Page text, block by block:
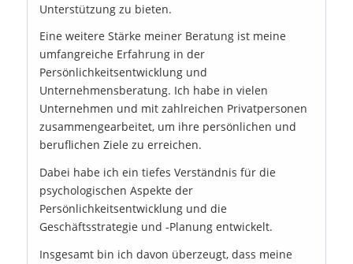
Unterstützung zu bieten.
Eine weitere Stärke meiner Beratung ist meine
umfangreiche Erfahrung in der
Persönlichkeitsentwicklung und
Unternehmensberatung. Ich habe in vielen
Unternehmen und mit zahlreichen Privatpersonen
zusammengearbeitet, um ihre persönlichen und
beruflichen Ziele zu erreichen.
Dabei habe ich ein tiefes Verständnis für die
psychologischen Aspekte der
Persönlichkeitsentwicklung und die
Geschäftsstrategie und -Planung entwickelt.
Insgesamt bin ich davon überzeugt, dass meine